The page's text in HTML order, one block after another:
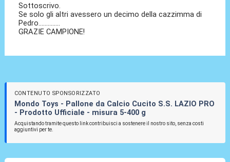
Sottoscrivo.
Se solo gli altri avessero un decimo della cazzimma di
Pedro..............
GRAZIE CAMPIONE!
CONTENUTO SPONSORIZZATO
Mondo Toys - Pallone da Calcio Cucito S.S. LAZIO PRO
- Prodotto Ufficiale - misura 5-400 g
Acquistando tramite questo link contribuisci a sostenere il nostro sito, senza costi
aggiuntivi per te.